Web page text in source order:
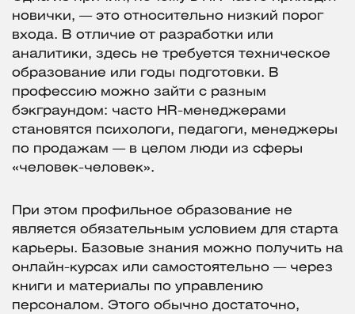
новички, — это относительно низкий порог
входа. В отличие от разработки или
аналитики, здесь не требуется техническое
образование или годы подготовки. В
профессию можно зайти с разным
бэкграундом: часто HR-менеджерами
становятся психологи, педагоги, менеджеры
по продажам — в целом люди из сферы
«человек-человек».
При этом профильное образование не
является обязательным условием для старта
карьеры. Базовые знания можно получить на
онлайн-курсах или самостоятельно — через
книги и материалы по управлению
персоналом. Этого обычно достаточно,